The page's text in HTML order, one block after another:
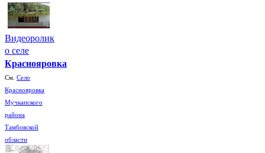
Видеоролик
о селе
Краснояровка
См. Село
Краснояровка
Мучкапского
района
Тамбовской
области